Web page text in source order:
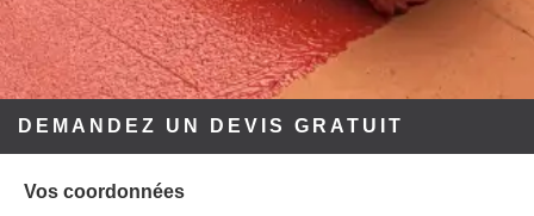
DEMANDEZ UN DEVIS GRATUIT
Vos coordonnées